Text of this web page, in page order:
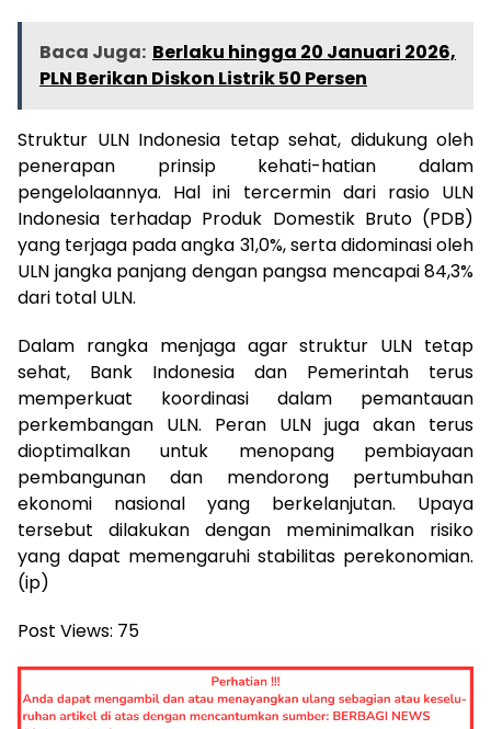
Baca Juga: Berlaku hingga 20 Januari 2026,
PLN Berikan Diskon Listrik 50 Persen
Struktur ULN Indonesia tetap sehat, didukung oleh
penerapan prinsip kehati-hatian dalam
pengelolaannya. Hal ini tercermin dari rasio ULN
Indonesia terhadap Produk Domestik Bruto (PDB)
yang terjaga pada angka 31,0%, serta didominasi oleh
ULN jangka panjang dengan pangsa mencapai 84,3%
dari total ULN.
Dalam rangka menjaga agar struktur ULN tetap
sehat, Bank Indonesia dan Pemerintah terus
memperkuat koordinasi dalam pemantauan
perkembangan ULN. Peran ULN juga akan terus
dioptimalkan untuk menopang pembiayaan
pembangunan dan mendorong pertumbuhan
ekonomi nasional yang berkelanjutan. Upaya
tersebut dilakukan dengan meminimalkan risiko
yang dapat memengaruhi stabilitas perekonomian.
(ip)
Post Views: 75